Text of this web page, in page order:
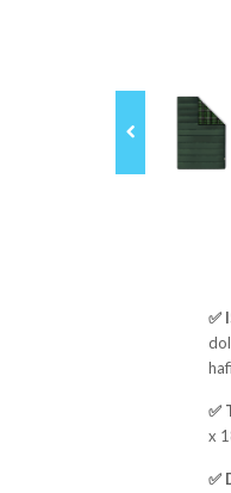
✅
✅
x
✅